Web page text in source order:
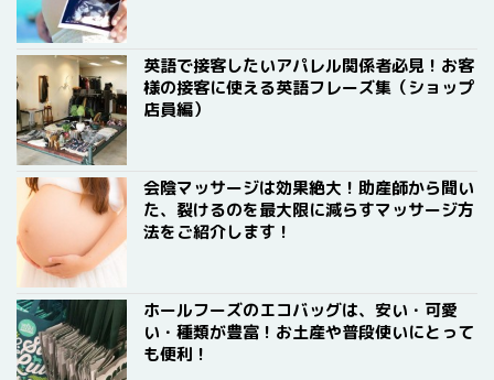
英語で接客したいアパレル関係者必見！お客
様の接客に使える英語フレーズ集（ショップ
店員編）
会陰マッサージは効果絶大！助産師から聞い
た、裂けるのを最大限に減らすマッサージ方
法をご紹介します！
ホールフーズのエコバッグは、安い・可愛
い・種類が豊富！お土産や普段使いにとって
も便利！